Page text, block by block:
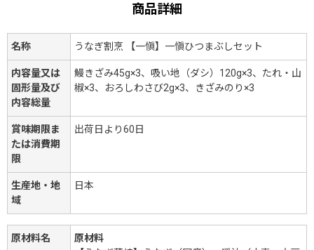
商品詳細
名称 うなぎ割烹 【一愼】一愼ひつまぶしセット
内容量又は
固形量及び
内容総量
鰻きざみ45g×3、吸い地（ダシ）120g×3、たれ・山
椒×3、おろしわさび2g×3、きざみのり×3
賞味期限ま
たは消費期
限
出荷日より60日
生産地・地
域
日本
原材料名
原材料